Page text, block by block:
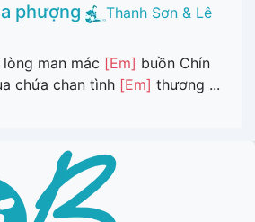
phượng
Thanh Sơn & Lê
lòng man mác [Em] buồn Chín
chứa chan tình [Em] thương ...